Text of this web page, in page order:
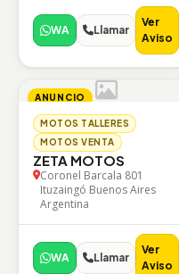
WA Llamar
Ver
Aviso
ANUNCIO
MOTOS TALLERES
MOTOS VENTA
ZETA MOTOS
Coronel Barcala 801
Ituzaingó Buenos Aires
Argentina
WA Llamar
Ver
Aviso